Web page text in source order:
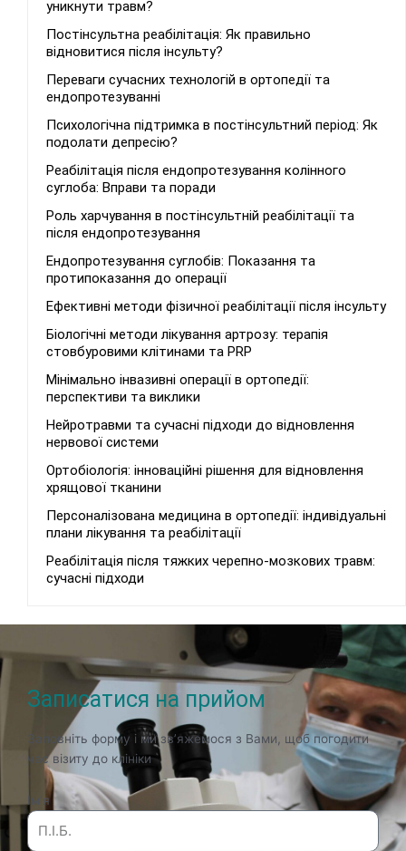
уникнути травм?
Постінсультна реабілітація: Як правильно
відновитися після інсульту?
Переваги сучасних технологій в ортопедії та
ендопротезуванні
Психологічна підтримка в постінсультний період: Як
подолати депресію?
Реабілітація після ендопротезування колінного
суглоба: Вправи та поради
Роль харчування в постінсультній реабілітації та
після ендопротезування
Ендопротезування суглобів: Показання та
протипоказання до операції
Ефективні методи фізичної реабілітації після інсульту
Біологічні методи лікування артрозу: терапія
стовбуровими клітинами та PRP
Мінімально інвазивні операції в ортопедії:
перспективи та виклики
Нейротравми та сучасні підходи до відновлення
нервової системи
Ортобіологія: інноваційні рішення для відновлення
хрящової тканини
Персоналізована медицина в ортопедії: індивідуальні
плани лікування та реабілітації
Реабілітація після тяжких черепно-мозкових травм:
сучасні підходи
Записатися на прийом
Заповніть форму і ми зв’яжемося з Вами, щоб погодити
час візиту до клініки
Ім'я